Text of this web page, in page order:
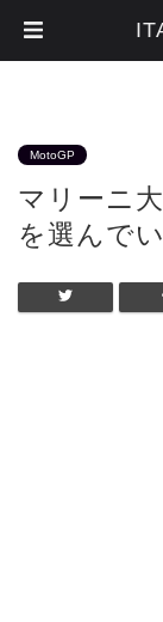
MotoGP
マリーニ
を選んで